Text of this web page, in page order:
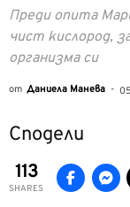
Преди опита
чист кислород,
организма си
от Даниела Манева -
Сподели
113
SHARES